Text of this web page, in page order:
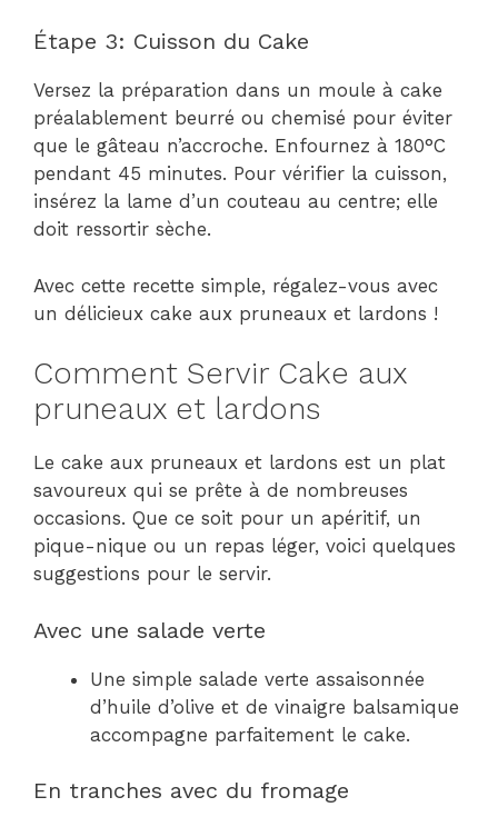
Étape 3: Cuisson du Cake
Versez la préparation dans un moule à cake
préalablement beurré ou chemisé pour éviter
que le gâteau n’accroche. Enfournez à 180°C
pendant 45 minutes. Pour vérifier la cuisson,
insérez la lame d’un couteau au centre; elle
doit ressortir sèche.
Avec cette recette simple, régalez-vous avec
un délicieux cake aux pruneaux et lardons !
Comment Servir Cake aux
pruneaux et lardons
Le cake aux pruneaux et lardons est un plat
savoureux qui se prête à de nombreuses
occasions. Que ce soit pour un apéritif, un
pique-nique ou un repas léger, voici quelques
suggestions pour le servir.
Avec une salade verte
Une simple salade verte assaisonnée
d’huile d’olive et de vinaigre balsamique
accompagne parfaitement le cake.
En tranches avec du fromage